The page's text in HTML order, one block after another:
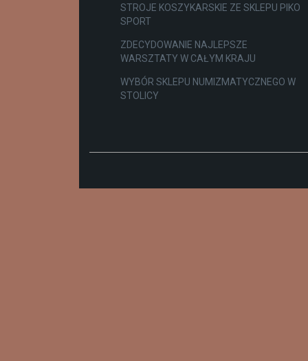
STROJE KOSZYKARSKIE ZE SKLEPU PIKO
SPORT
ZDECYDOWANIE NAJLEPSZE
WARSZTATY W CAŁYM KRAJU
WYBÓR SKLEPU NUMIZMATYCZNEGO W
STOLICY